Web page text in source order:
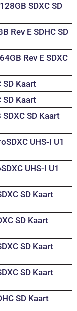
SDXC SD
Rev E SDHC SD
Rev E SDXC
SD Kaart
SD Kaart
SD Kaart
UHS-I U1
UHS-I U1
SD Kaart
SD Kaart
SD Kaart
SD Kaart
SD Kaart